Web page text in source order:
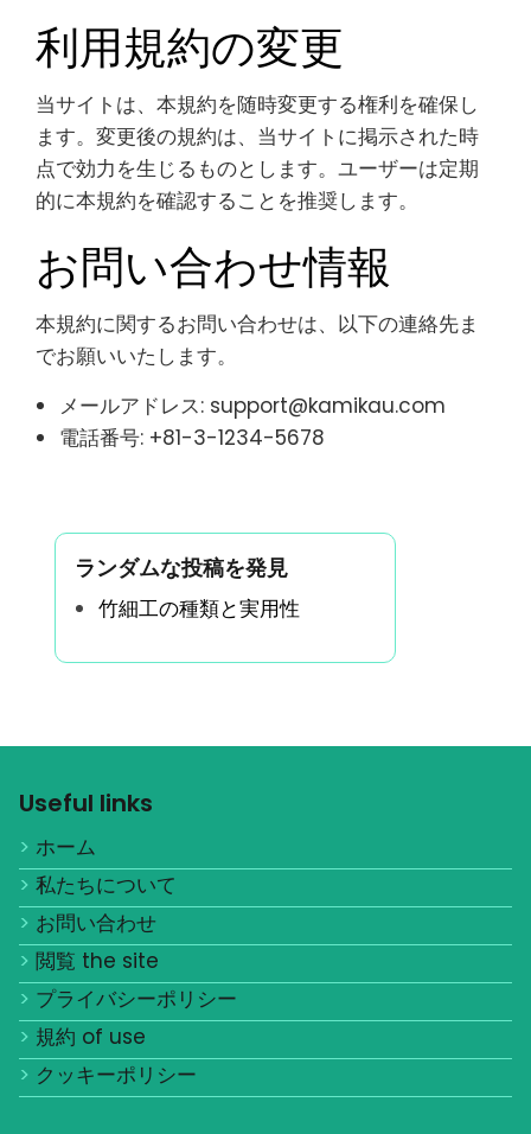
利用規約の変更
当サイトは、本規約を随時変更する権利を確保し
ます。変更後の規約は、当サイトに掲示された時
点で効力を生じるものとします。ユーザーは定期
的に本規約を確認することを推奨します。
お問い合わせ情報
本規約に関するお問い合わせは、以下の連絡先ま
でお願いいたします。
メールアドレス: support@kamikau.com
電話番号: +81-3-1234-5678
ランダムな投稿を発見
竹細工の種類と実用性
Useful links
ホーム
私たちについて
お問い合わせ
閲覧 the site
プライバシーポリシー
規約 of use
クッキーポリシー